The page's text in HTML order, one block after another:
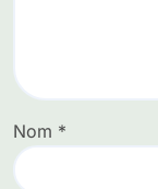
Nom *